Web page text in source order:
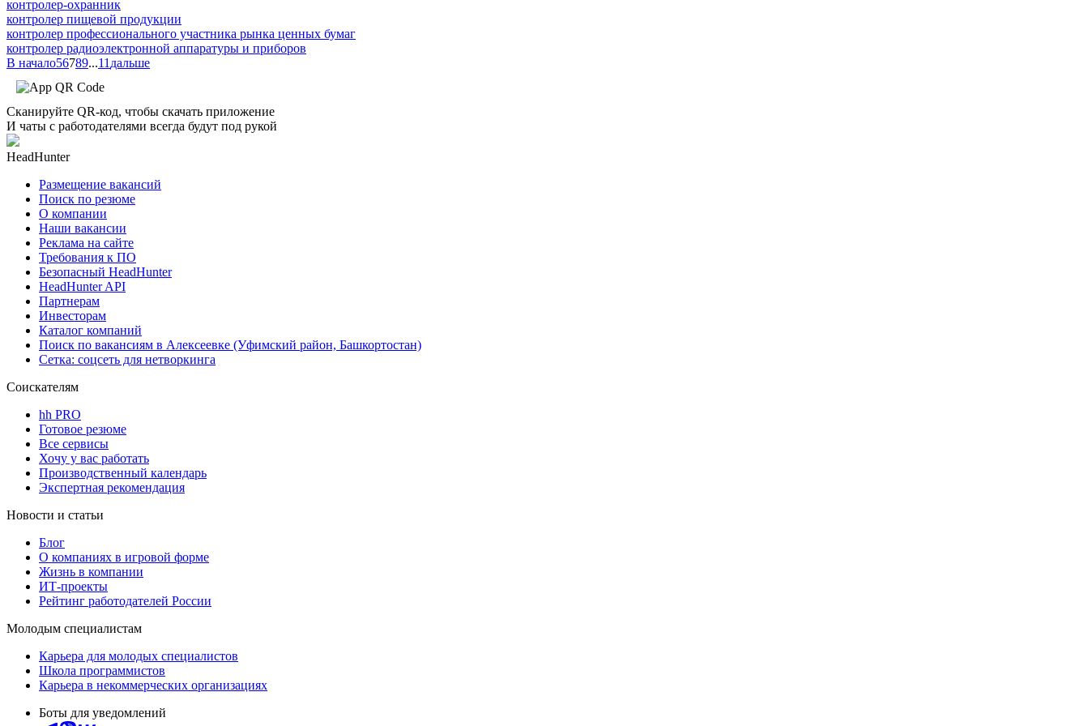
контролер-охранник
контролер пищевой продукции
контролер профессионального участника рынка ценных бумаг
контролер радиоэлектронной аппаратуры и приборов
В начало56789...11 дальше
Сканируйте QR-код, чтобы скачать приложение
И чаты с работодателями всегда будут под рукой
HeadHunter
Размещение вакансий
Поиск по резюме
О компании
Наши вакансии
Реклама на сайте
Требования к ПО
Безопасный HeadHunter
HeadHunter API
Партнерам
Инвесторам
Каталог компаний
Поиск по вакансиям в Алексеевке (Уфимский район, Башкортостан)
Сетка: соцсеть для нетворкинга
Соискателям
hh PRO
Готовое резюме
Все сервисы
Хочу у вас работать
Производственный календарь
Экспертная рекомендация
Новости и статьи
Блог
О компаниях в игровой форме
Жизнь в компании
ИТ-проекты
Рейтинг работодателей России
Молодым специалистам
Карьера для молодых специалистов
Школа программистов
Карьера в некоммерческих организациях
Боты для уведомлений